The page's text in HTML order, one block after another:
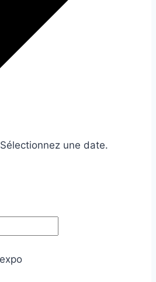
Sélectionnez une date.